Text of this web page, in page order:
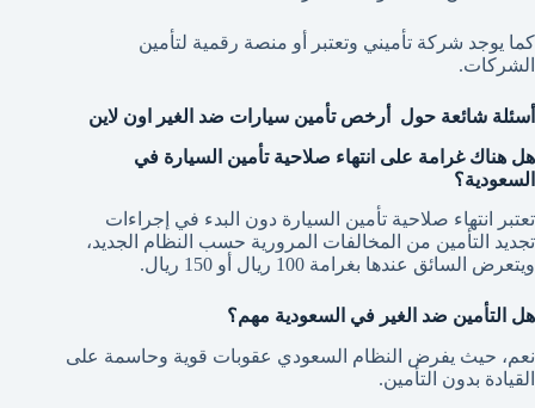
كما يوجد شركة تأميني وتعتبر أو منصة رقمية لتأمين
الشركات.
أسئلة شائعة حول أرخص تأمين سيارات ضد الغير اون لاين
هل هناك غرامة على انتهاء صلاحية تأمين السيارة في
السعودية؟
تعتبر انتهاء صلاحية تأمين السيارة دون البدء في إجراءات
تجديد التأمين من المخالفات المرورية حسب النظام الجديد،
ويتعرض السائق عندها بغرامة 100 ريال أو 150 ريال.
هل التأمين ضد الغير في السعودية مهم؟
نعم، حيث يفرض النظام السعودي عقوبات قوية وحاسمة على
القيادة بدون التأمين.